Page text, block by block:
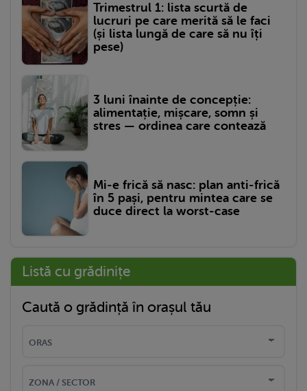
Trimestrul 1: lista scurtă de
lucruri pe care merită să le faci
(și lista lungă de care să nu îți
pese)
3 luni înainte de concepție:
alimentație, mișcare, somn și
stres — ordinea care contează
Mi-e frică să nasc: plan anti-frică
în 5 pași, pentru mintea care se
duce direct la worst-case
Listă cu grădinițe
Caută o grădință în orașul tău